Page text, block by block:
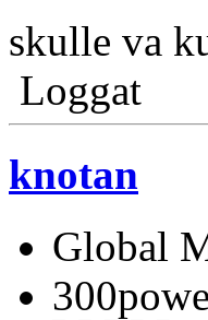
skulle va
Loggat
knotan
Global